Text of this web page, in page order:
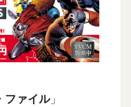
ァイル」